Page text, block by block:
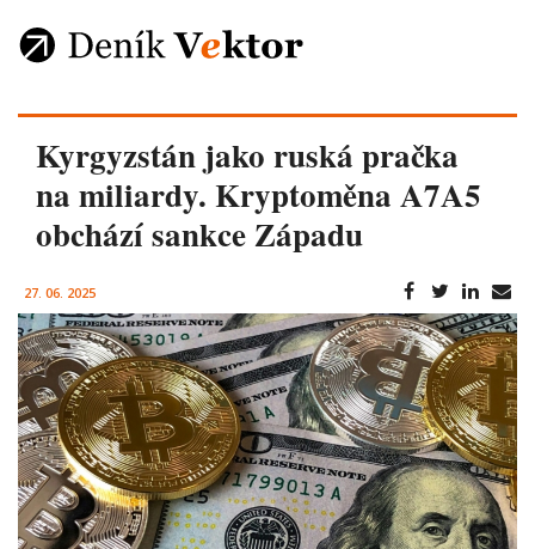
Kyrgyzstán jako ruská pračka
na miliardy. Kryptoměna A7A5
obchází sankce Západu
27. 06. 2025